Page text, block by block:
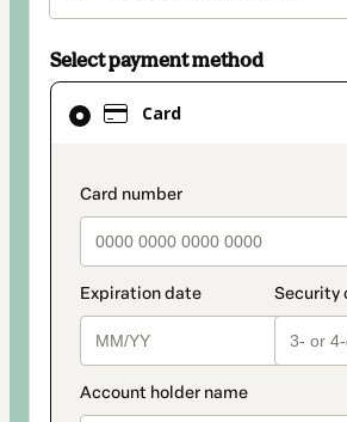
Select payment method
Card
Card
selected
method